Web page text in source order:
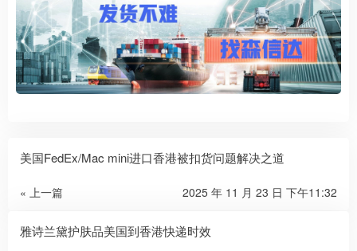
美国FedEx/Mac mini进口香港被扣货问题解决之道
« 上一篇 2025 年 11 月 23 日 下午11:32
雅诗兰黛护肤品美国到香港快递时效